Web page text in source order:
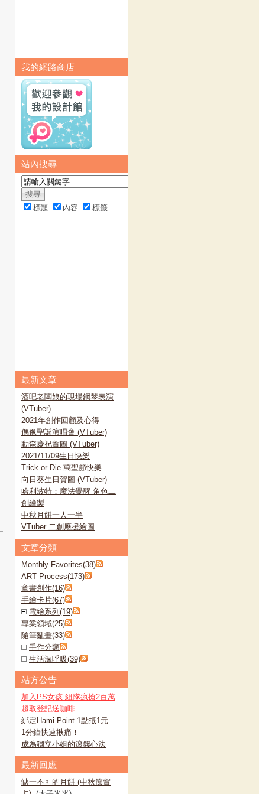
我的網路商店
站內搜尋
標題 內容 標籤
最新文章
酒吧老闆娘的現場鋼琴表演
(VTuber)
2021年創作回顧及心得
偶像聖誕演唱會 (VTuber)
動森慶祝賀圖 (VTuber)
2021/11/09生日快樂
Trick or Die 萬聖節快樂
向日葵生日賀圖 (VTuber)
哈利波特：魔法覺醒 角色二
創繪製
中秋月餅一人一半
VTuber 二創應援繪圖
文章分類
Monthly Favorites(38)
ART Process(173)
童書創作(16)
手繪卡片(67)
電繪系列(19)
專業領域(25)
隨筆亂畫(33)
手作分類
生活深呼吸(39)
站方公告
加入PS女孩 組隊瘋搶2百萬
超取登記送咖啡
綁定Hami Point 1點抵1元
1分鐘快速揪痛！
成為獨立小姐的滾錢心法
最新回應
缺一不可的月餅 (中秋節賀